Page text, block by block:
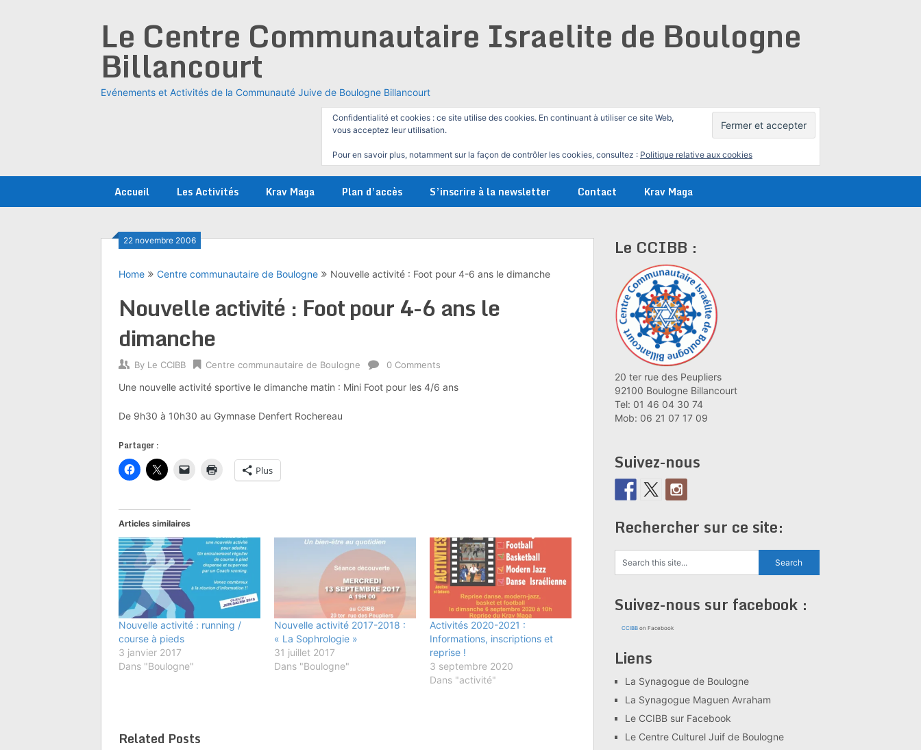
Le Centre Communautaire Israelite de Boulogne
Billancourt
Evénements et Activités de la Communauté Juive de Boulogne Billancourt
Confidentialité et cookies : ce site utilise des cookies. En continuant à utiliser ce site Web,
vous acceptez leur utilisation.
Pour en savoir plus, notamment sur la façon de contrôler les cookies, consultez : Politique relative aux cookies
Accueil Les Activités Krav Maga Plan d’accès S’inscrire à la newsletter Contact Krav Maga
22 novembre 2006
Home Centre communautaire de Boulogne Nouvelle activité : Foot pour 4-6 ans le dimanche
Nouvelle activité : Foot pour 4-6 ans le
dimanche
By Le CCIBB Centre communautaire de Boulogne 0 Comments
Une nouvelle activité sportive le dimanche matin : Mini Foot pour les 4/6 ans
De 9h30 à 10h30 au Gymnase Denfert Rochereau
Partager :
Plus
Articles similaires
Nouvelle activité : running /
course à pieds
3 janvier 2017
Dans "Boulogne"
Nouvelle activité 2017-2018 :
« La Sophrologie »
31 juillet 2017
Dans "Boulogne"
Activités 2020-2021 :
Informations, inscriptions et
reprise !
3 septembre 2020
Dans "activité"
Related Posts
Le CCIBB :
20 ter rue des Peupliers
92100 Boulogne Billancourt
Tel: 01 46 04 30 74
Mob: 06 21 07 17 09
Suivez-nous
Rechercher sur ce site:
Suivez-nous sur facebook :
CCIBB on Facebook
Liens
La Synagogue de Boulogne
La Synagogue Maguen Avraham
Le CCIBB sur Facebook
Le Centre Culturel Juif de Boulogne